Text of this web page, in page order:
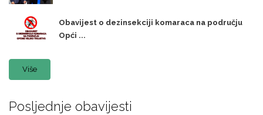
Obavijest o dezinsekciji komaraca na području
Opći ...
Više
Posljednje obavijesti